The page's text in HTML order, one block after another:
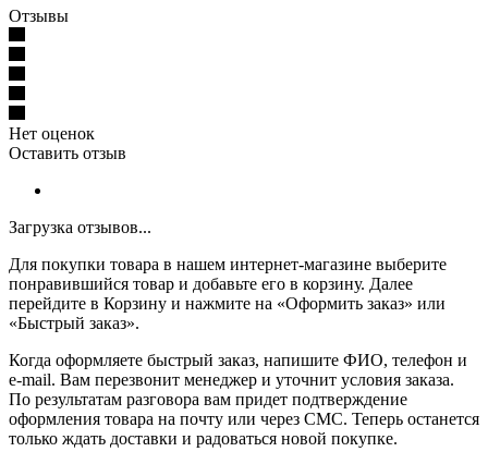
Отзывы
Нет оценок
Оставить отзыв
Загрузка отзывов...
Для покупки товара в нашем интернет-магазине выберите
понравившийся товар и добавьте его в корзину. Далее
перейдите в Корзину и нажмите на «Оформить заказ» или
«Быстрый заказ».
Когда оформляете быстрый заказ, напишите ФИО, телефон и
e-mail. Вам перезвонит менеджер и уточнит условия заказа.
По результатам разговора вам придет подтверждение
оформления товара на почту или через СМС. Теперь останется
только ждать доставки и радоваться новой покупке.